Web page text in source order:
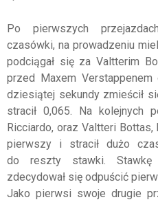
Po pierwszych
czasówki, na prowadzeniu
podciągał się za Valtterim
przed Maxem
dziesiątej sekundy zmieścił
stracił 0,065. Na kolejnych
Ricciardo, oraz Valtteri
pierwszy i stracił dużo
do reszty stawki. Stawkę
zdecydował się odpuścić
Jako pierwsi swoje drugie